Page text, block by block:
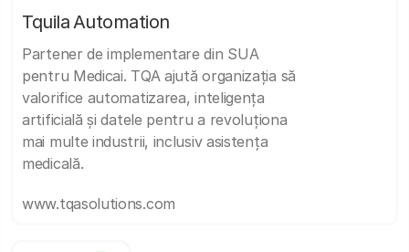
Tquila Automation
Partener de implementare din SUA
pentru Medicai. TQA ajută organizația să
valorifice automatizarea, inteligența
artificială și datele pentru a revoluționa
mai multe industrii, inclusiv asistența
medicală.
www.tqasolutions.com